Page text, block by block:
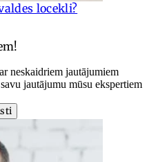
locekli?
neskaidriem jautājumiem
jautājumu mūsu ekspertiem